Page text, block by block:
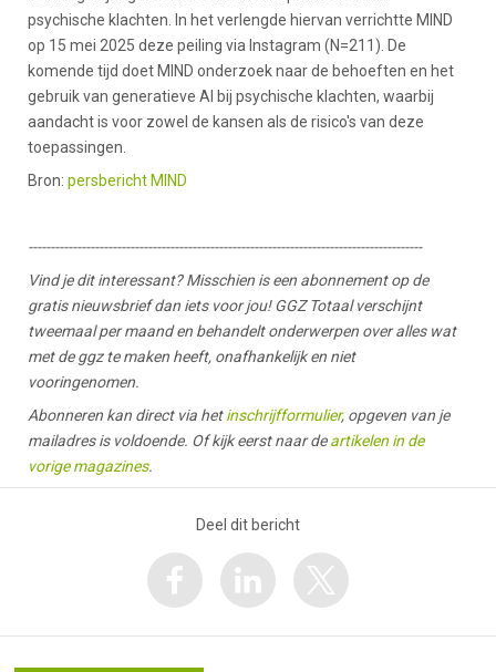
psychische klachten. In het verlengde hiervan verrichtte MIND
op 15 mei 2025 deze peiling via Instagram (N=211). De
komende tijd doet MIND onderzoek naar de behoeften en het
gebruik van generatieve AI bij psychische klachten, waarbij
aandacht is voor zowel de kansen als de risico's van deze
toepassingen.
Bron: persbericht MIND
-----------------------------------------------------------------------------------------
Vind je dit interessant? Misschien is een abonnement op de
gratis nieuwsbrief dan iets voor jou! GGZ Totaal verschijnt
tweemaal per maand en behandelt onderwerpen over alles wat
met de ggz te maken heeft, onafhankelijk en niet
vooringenomen.
Abonneren kan direct via hetinschrijfformulier, opgeven van je
mailadres is voldoende. Of kijk eerst naar deartikelen in de
vorige magazines.
Deel dit bericht